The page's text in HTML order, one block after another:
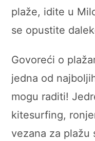
plaže, idite u
se opustite
Govoreći o
jedna od
mogu raditi!
kitesurfing,
vezana za plažu